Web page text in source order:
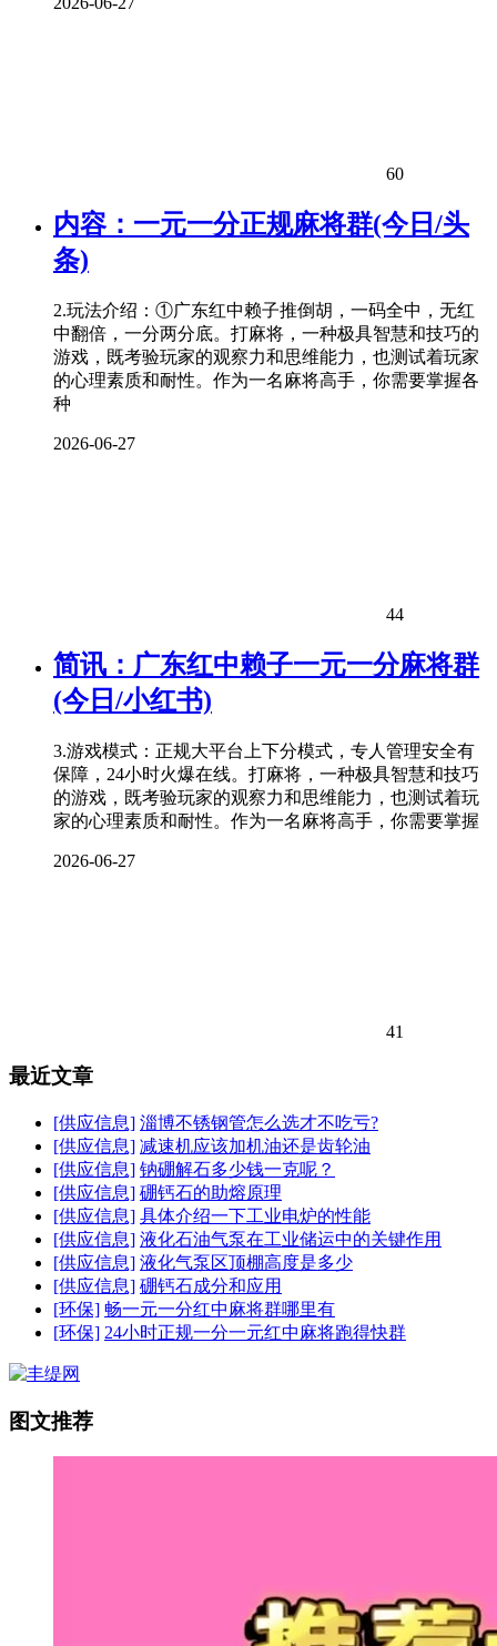
60
内容：一元一分正规麻将群(今日/头
条)
2.玩法介绍：①广东红中赖子推倒胡，一码全中，无红
中翻倍，一分两分底。打麻将，一种极具智慧和技巧的
游戏，既考验玩家的观察力和思维能力，也测试着玩家
的心理素质和耐性。作为一名麻将高手，你需要掌握各
种
2026-06-27
44
简讯：广东红中赖子一元一分麻将群
(今日/小红书)
3.游戏模式：正规大平台上下分模式，专人管理安全有
保障，24小时火爆在线。打麻将，一种极具智慧和技巧
的游戏，既考验玩家的观察力和思维能力，也测试着玩
家的心理素质和耐性。作为一名麻将高手，你需要掌握
2026-06-27
41
最近文章
[供应信息] 淄博不锈钢管怎么选才不吃亏?
[供应信息] 减速机应该加机油还是齿轮油
[供应信息] 钠硼解石多少钱一克呢？
[供应信息] 硼钙石的助熔原理
[供应信息] 具体介绍一下工业电炉的性能
[供应信息] 液化石油气泵在工业储运中的关键作用
[供应信息] 液化气泵区顶棚高度是多少
[供应信息] 硼钙石成分和应用
[环保] 畅一元一分红中麻将群哪里有
[环保] 24小时正规一分一元红中麻将跑得快群
图文推荐